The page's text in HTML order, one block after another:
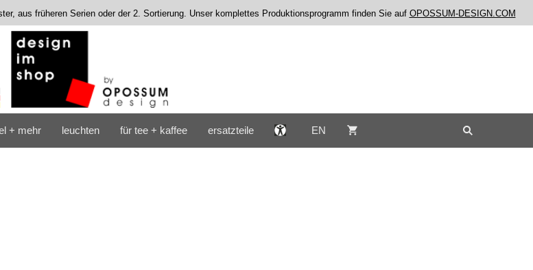
aus früheren Serien oder der 2. Sortierung. Unser komplettes Produktionsprogramm finden Sie auf OPOSSUM-DESIGN.COM
+ mehr leuchten für tee + kaffee ersatzteile EN